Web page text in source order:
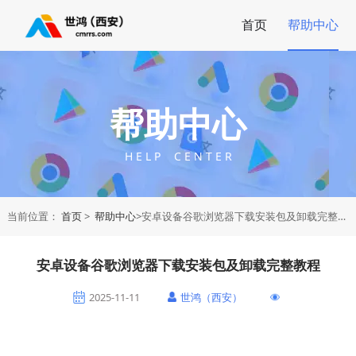
首页 帮助中心
帮助中心
H E L P C E N T E R
当前位置： 首页> 帮助中心>安卓设备谷歌浏览器下载安装包及卸载完整教程
安卓设备谷歌浏览器下载安装包及卸载完整教程
2025-11-11 世鸿（西安）